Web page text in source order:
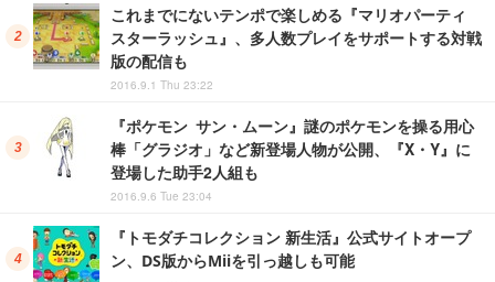
これまでにないテンポで楽しめる『マリオパーティ
スターラッシュ』、多人数プレイをサポートする対戦
版の配信も
2016.9.1 Thu 23:22
『ポケモン サン・ムーン』謎のポケモンを操る用心
棒「グラジオ」など新登場人物が公開、『X・Y』に
登場した助手2人組も
2016.9.6 Tue 23:04
『トモダチコレクション 新生活』公式サイトオープ
ン、DS版からMiiを引っ越しも可能